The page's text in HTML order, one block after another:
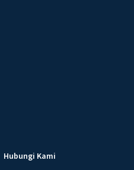
Hubungi Kami